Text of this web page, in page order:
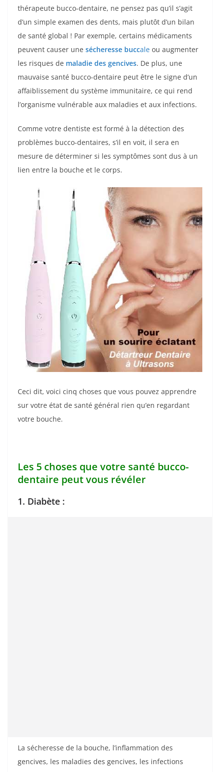
thérapeute bucco-dentaire, ne pensez pas qu’il s’agit
d’un simple examen des dents, mais plutôt d’un bilan
de santé global ! Par exemple, certains médicaments
peuvent causer une sécheresse buccale ou augmenter
les risques de maladie des gencives. De plus, une
mauvaise santé bucco-dentaire peut être le signe d’un
affaiblissement du système immunitaire, ce qui rend
l’organisme vulnérable aux maladies et aux infections.
Comme votre dentiste est formé à la détection des
problèmes bucco-dentaires, s’il en voit, il sera en
mesure de déterminer si les symptômes sont dus à un
lien entre la bouche et le corps.
Ceci dit, voici cinq choses que vous pouvez apprendre
sur votre état de santé général rien qu’en regardant
votre bouche.
Les 5 choses que votre santé bucco-
dentaire peut vous révéler
1. Diabète :
La sécheresse de la bouche, l’inflammation des
gencives, les maladies des gencives, les infections